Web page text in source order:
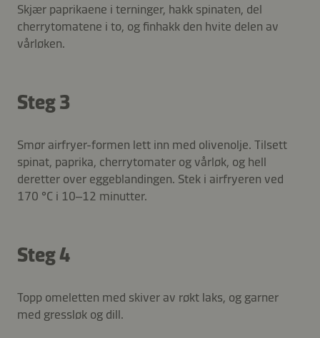
Skjær paprikaene i terninger, hakk spinaten, del
cherrytomatene i to, og finhakk den hvite delen av
vårløken.
Steg 3
Smør airfryer-formen lett inn med olivenolje. Tilsett
spinat, paprika, cherrytomater og vårløk, og hell
deretter over eggeblandingen. Stek i airfryeren ved
170 °C i 10–12 minutter.
Steg 4
Topp omeletten med skiver av røkt laks, og garner
med gressløk og dill.